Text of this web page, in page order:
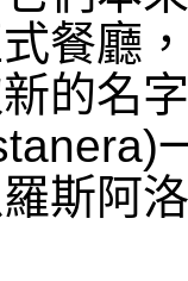
餐廳
的名
斯阿